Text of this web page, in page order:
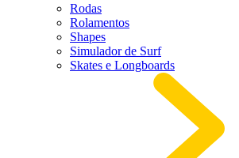
Rodas
Rolamentos
Shapes
Simulador de Surf
Skates e Longboards